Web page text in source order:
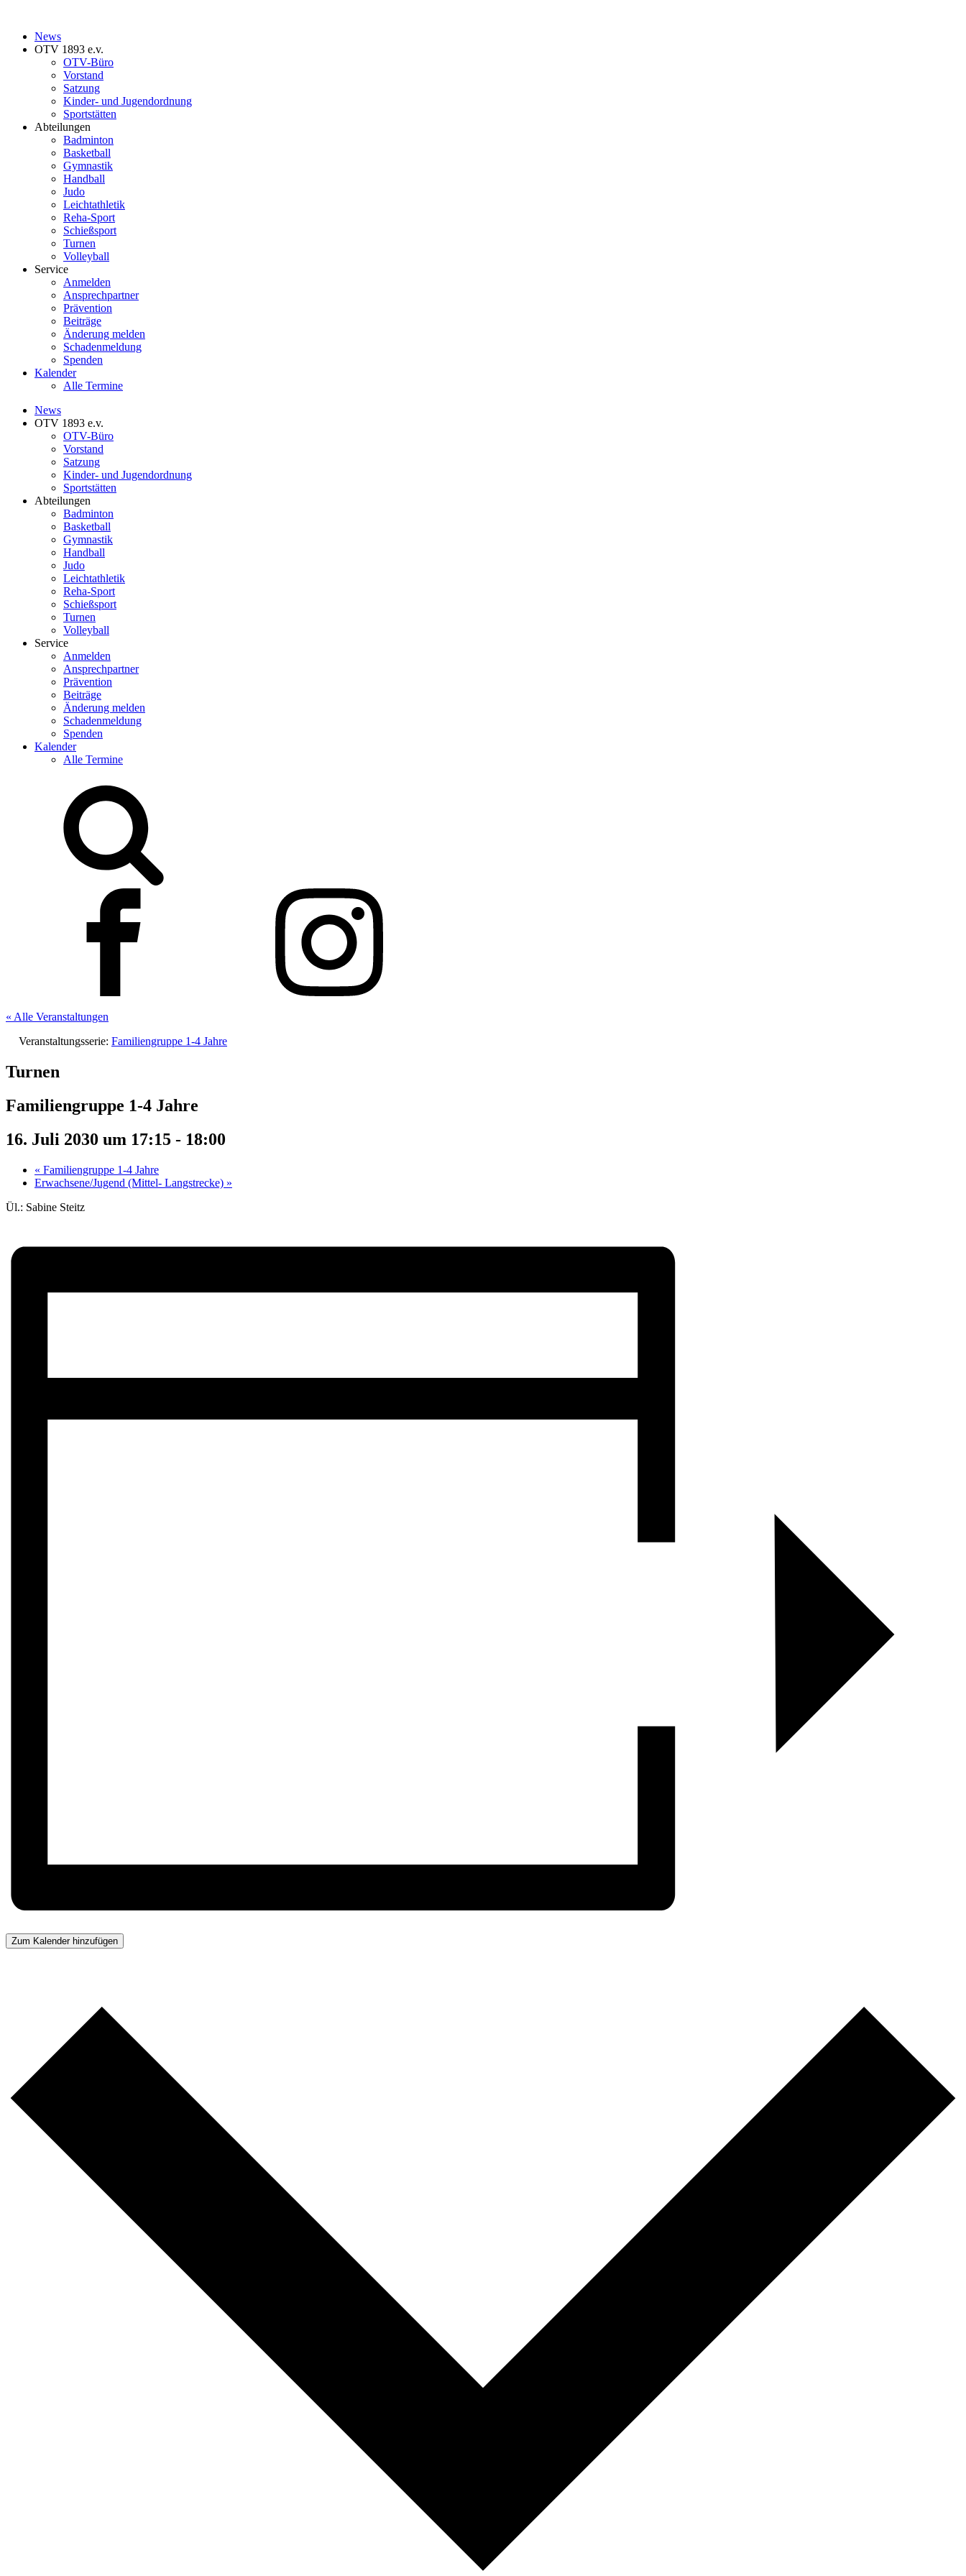
News
OTV 1893 e.v.
OTV-Büro
Vorstand
Satzung
Kinder- und Jugendordnung
Sportstätten
Abteilungen
Badminton
Basketball
Gymnastik
Handball
Judo
Leichtathletik
Reha-Sport
Schießsport
Turnen
Volleyball
Service
Anmelden
Ansprechpartner
Prävention
Beiträge
Änderung melden
Schadenmeldung
Spenden
Kalender
Alle Termine
News
OTV 1893 e.v.
OTV-Büro
Vorstand
Satzung
Kinder- und Jugendordnung
Sportstätten
Abteilungen
Badminton
Basketball
Gymnastik
Handball
Judo
Leichtathletik
Reha-Sport
Schießsport
Turnen
Volleyball
Service
Anmelden
Ansprechpartner
Prävention
Beiträge
Änderung melden
Schadenmeldung
Spenden
Kalender
Alle Termine
« Alle Veranstaltungen
Veranstaltungsserie: Familiengruppe 1-4 Jahre
Turnen
Familiengruppe 1-4 Jahre
16. Juli 2030 um 17:15 - 18:00
« Familiengruppe 1-4 Jahre
Erwachsene/Jugend (Mittel- Langstrecke) »
Ül.: Sabine Steitz
Zum Kalender hinzufügen